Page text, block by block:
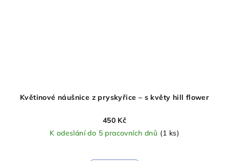
Květinové náušnice z pryskyřice – s květy hill flower
450 Kč
K odeslání do 5 pracovních dnů (1 ks)